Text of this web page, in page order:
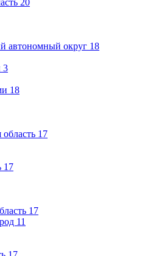
20
автономный округ 18
3
18
17
17
17
11